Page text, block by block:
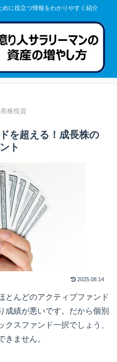
に役立つ情報をわかりやすく紹介
株投資
を超える！成長株の
ト
2025.08.14
とんどのアクティブファンド
成績が悪いです。だから個別
スファンド一択でしょう、
きません。